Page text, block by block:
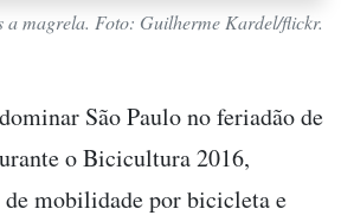
a magrela. Foto: Guilherme Kardel/flickr.
São Paulo no feriadão de
o Bicicultura 2016,
mobilidade por bicicleta e